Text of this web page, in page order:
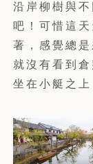
沿岸柳樹與
吧！可惜這
著，感覺總
就沒有看到
坐在小艇之